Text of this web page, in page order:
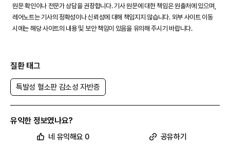
원문 확인이나 전문가 상담을 권장합니다. 기사 원문에 대한 책임은 원출처에 있으며,
레어노트는 기사의 정확성이나 신뢰성에 대해 책임지지 않습니다. 외부 사이트 이동
시에는 해당 사이트의 내용 및 보안 책임이 있음을 유의해 주시기 바랍니다.
질환 태그
특발성 혈소판 감소성 자반증
유익한 정보였나요?
네 유익해요 0 공유하기